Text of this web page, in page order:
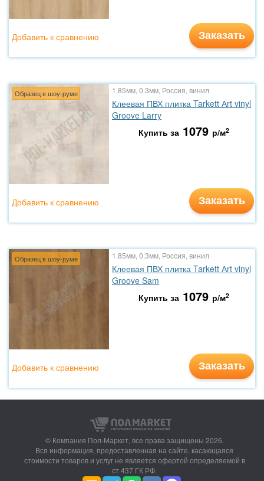
Заказать
Добавить к сравнению
Образец в шоу-руме 1.85мм, 0.3мм, Россия, винил
Клеевая ПВХ плитка Tarkett Аrt vinyl
Groove Larry
Купить за 1079 р/м2
Заказать
Добавить к сравнению
Образец в шоу-руме 1.85мм, 0.3мм, Россия, винил
Клеевая ПВХ плитка Tarkett Аrt vinyl
Groove Sam
Купить за 1079 р/м2
Заказать
Добавить к сравнению
© Компания Пол-Маркет, все права защищены 2026.
Вся информация, предоставленная на сайте, касающаяся
стоимости товаров и услуг не является офертой определяемой в
ст.437 ГК РФ.